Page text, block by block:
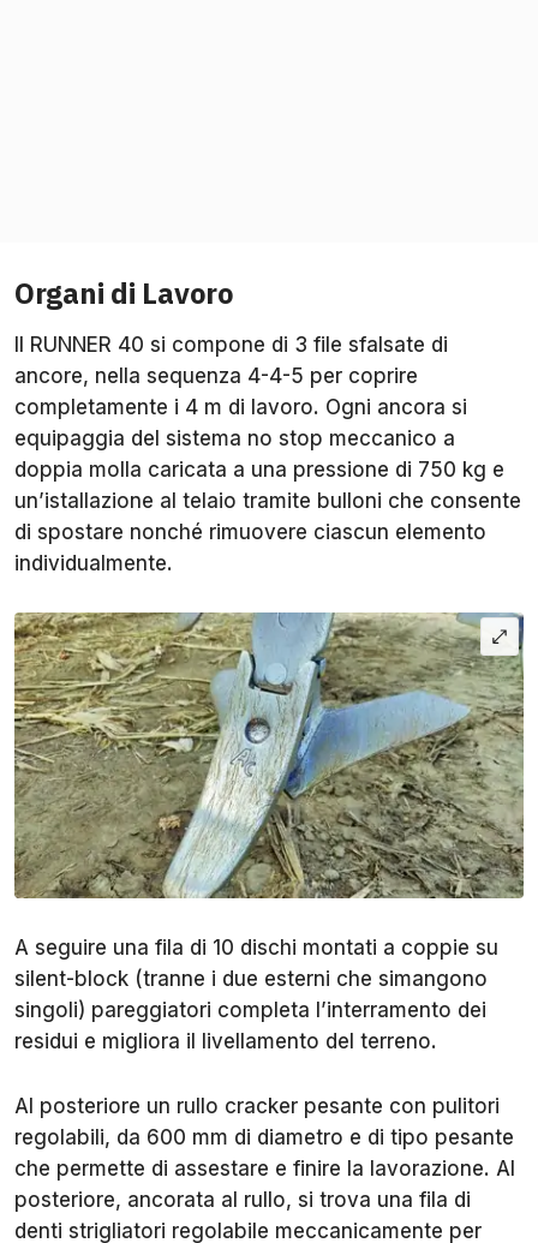
Organi di Lavoro
Il RUNNER 40 si compone di 3 file sfalsate di
ancore, nella sequenza 4-4-5 per coprire
completamente i 4 m di lavoro. Ogni ancora si
equipaggia del sistema no stop meccanico a
doppia molla caricata a una pressione di 750 kg e
un’istallazione al telaio tramite bulloni che consente
di spostare nonché rimuovere ciascun elemento
individualmente.
A seguire una fila di 10 dischi montati a coppie su
silent-block (tranne i due esterni che simangono
singoli) pareggiatori completa l’interramento dei
residui e migliora il livellamento del terreno.
Al posteriore un rullo cracker pesante con pulitori
regolabili, da 600 mm di diametro e di tipo pesante
che permette di assestare e finire la lavorazione. Al
posteriore, ancorata al rullo, si trova una fila di
denti strigliatori regolabile meccanicamente per